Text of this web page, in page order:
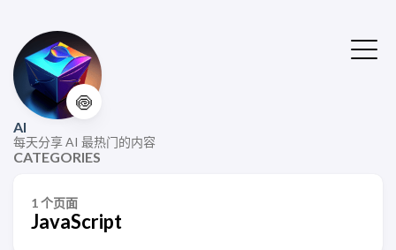
🍥
AI
每天分享 AI 最热门的内容
CATEGORIES
1 个页面
JavaScript